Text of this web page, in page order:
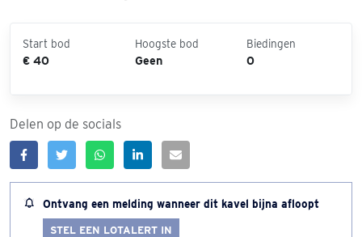
Start bod
€ 40
Hoogste bod
Geen
Biedingen
0
Delen op de socials
Ontvang een melding wanneer dit kavel bijna afloopt
STEL EEN LOTALERT IN